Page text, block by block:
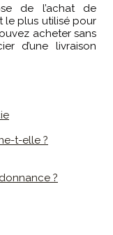
de l’achat de
le plus utilisé pour
acheter sans
d’une livraison
t-elle ?
?